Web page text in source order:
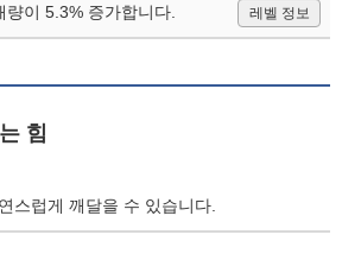
이 5.3% 증가합니다. 레벨 정보
힘
스럽게 깨달을 수 있습니다.